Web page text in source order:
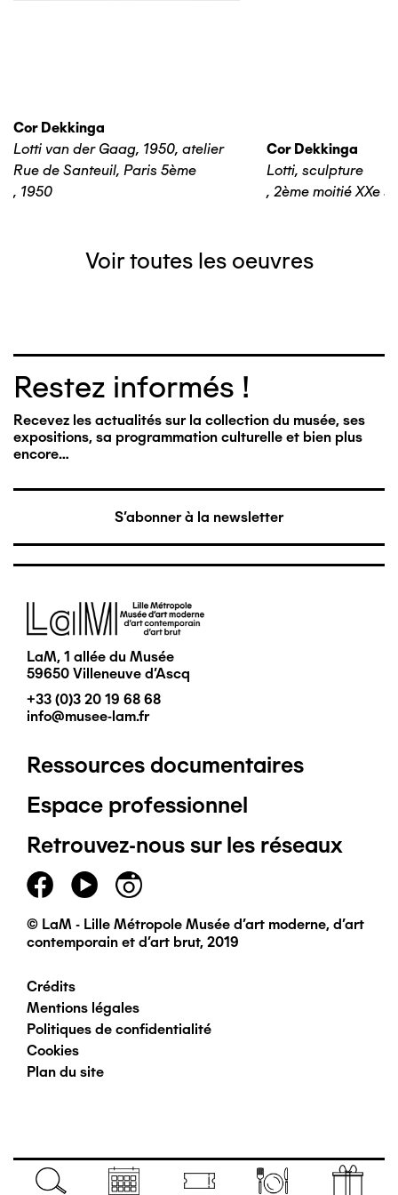
Navigation
Cor Dekkinga
Lotti van der Gaag, 1950, atelier
Rue de Santeuil, Paris 5ème
, 1950
Cor Dekkinga
Lotti, sculpture
, 2ème moitié XXe
Voir toutes les oeuvres
Restez informés !
Recevez les actualités sur la collection du musée, ses
expositions, sa programmation culturelle et bien plus
encore…
S'abonner à la newsletter
Image
LaM, 1 allée du Musée
59650 Villeneuve d'Ascq
+33 (0)3 20 19 68 68
info@musee-lam.fr
Pied
de
page
principal
Ressources documentaires
Espace professionnel
Retrouvez-nous sur les réseaux
© LaM - Lille Métropole Musée d'art moderne, d'art
contemporain et d'art brut, 2019
Pied
de
page
Crédits
Mentions légales
Politiques de confidentialité
Cookies
Plan du site